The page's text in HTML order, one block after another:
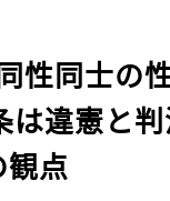
性同士の
は違憲と
点